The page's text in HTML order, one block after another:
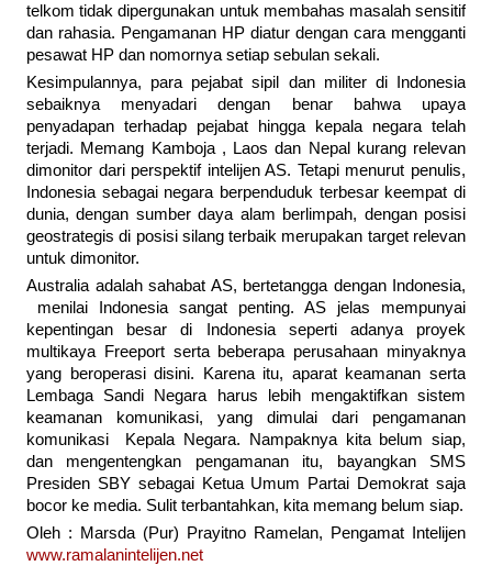
telkom tidak dipergunakan untuk membahas masalah sensitif
dan rahasia. Pengamanan HP diatur dengan cara mengganti
pesawat HP dan nomornya setiap sebulan sekali.
Kesimpulannya, para pejabat sipil dan militer di Indonesia
sebaiknya menyadari dengan benar bahwa upaya
penyadapan terhadap pejabat hingga kepala negara telah
terjadi. Memang Kamboja , Laos dan Nepal kurang relevan
dimonitor dari perspektif intelijen AS. Tetapi menurut penulis,
Indonesia sebagai negara berpenduduk terbesar keempat di
dunia, dengan sumber daya alam berlimpah, dengan posisi
geostrategis di posisi silang terbaik merupakan target relevan
untuk dimonitor.
Australia adalah sahabat AS, bertetangga dengan Indonesia,
menilai Indonesia sangat penting. AS jelas mempunyai
kepentingan besar di Indonesia seperti adanya proyek
multikaya Freeport serta beberapa perusahaan minyaknya
yang beroperasi disini. Karena itu, aparat keamanan serta
Lembaga Sandi Negara harus lebih mengaktifkan sistem
keamanan komunikasi, yang dimulai dari pengamanan
komunikasi Kepala Negara. Nampaknya kita belum siap,
dan mengentengkan pengamanan itu, bayangkan SMS
Presiden SBY sebagai Ketua Umum Partai Demokrat saja
bocor ke media. Sulit terbantahkan, kita memang belum siap.
Oleh : Marsda (Pur) Prayitno Ramelan, Pengamat Intelijen
www.ramalanintelijen.net